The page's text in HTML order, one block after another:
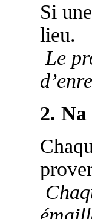
Si
lieu.
Le
2.